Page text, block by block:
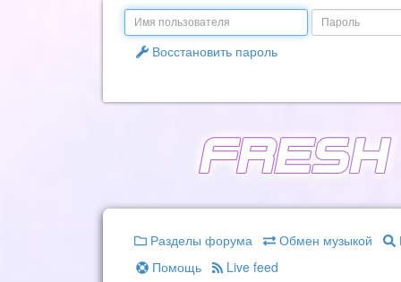
Email
Пароль
Восстановить пароль
Разделы форума Обмен музыкой
Помощь
Live feed